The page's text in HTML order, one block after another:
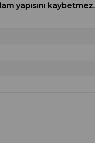
yapısını kaybetmez.